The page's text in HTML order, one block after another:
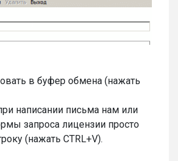
в буфер обмена (нажать
написании письма нам или
запроса лицензии просто
(нажать CTRL+V).